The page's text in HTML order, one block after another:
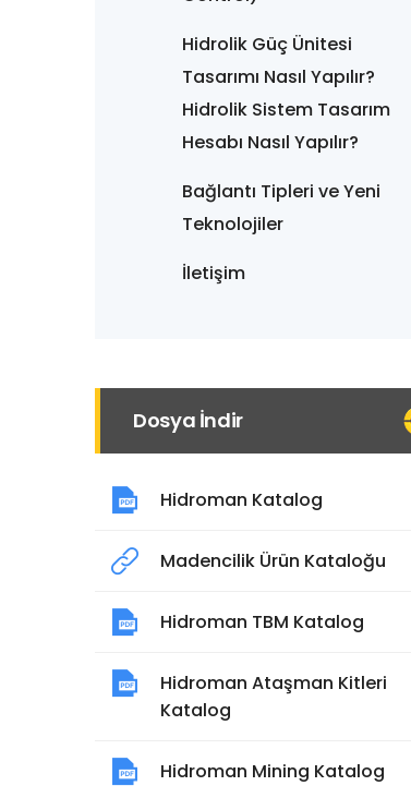
Hidrolik Güç Ünitesi
Tasarımı Nasıl Yapılır?
Hidrolik Sistem Tasarım
Hesabı Nasıl Yapılır?
Bağlantı Tipleri ve Yeni
Teknolojiler
İletişim
Dosya İndir
Hidroman Katalog
Madencilik Ürün Kataloğu
Hidroman TBM Katalog
Hidroman Ataşman Kitleri
Katalog
Hidroman Mining Katalog